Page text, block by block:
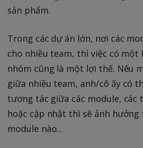
sản phẩm.
Trong các dự án lớn, nơi các
cho nhiều team, thì việc có một
nhóm cũng là một lợi thế. Nếu
giữa nhiều team, anh/cô ấy có
tương tác giữa các module, các
hoặc cập nhật thì sẽ ảnh
module nào...